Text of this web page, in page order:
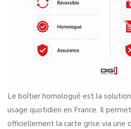
Le boîtier homologué est la
usage quotidien en France. Il
officiellement la carte grise via une